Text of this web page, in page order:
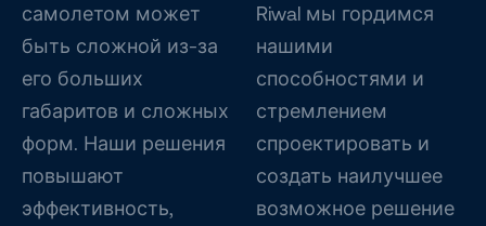
самолетом может
быть сложной из-за
его больших
габаритов и сложных
форм. Наши решения
повышают
эффективность,
Riwal мы гордимся
нашими
способностями и
стремлением
спроектировать и
создать наилучшее
возможное решение